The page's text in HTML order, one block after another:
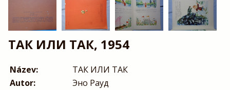
TAК ИЛИ TAК, 1954
Název:
TAК ИЛИ TAК
Autor:
Эно Payд